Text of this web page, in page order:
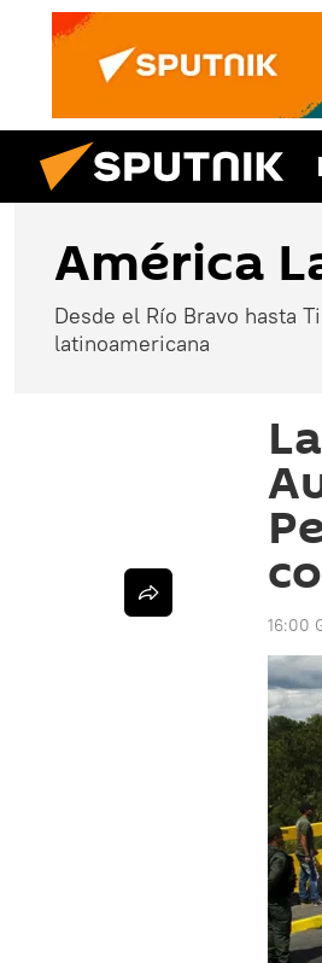
América
Desde el Río Bravo hasta
latinoamericana
16:00